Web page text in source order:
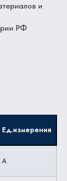
и
РФ
Ед.измерения
A